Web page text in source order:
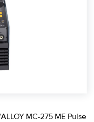
МС-275 МЕ Pulse